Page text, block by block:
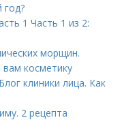
год?
1 Часть 1 из 2:
морщин.
косметику
клиники лица. Как
2 рецепта